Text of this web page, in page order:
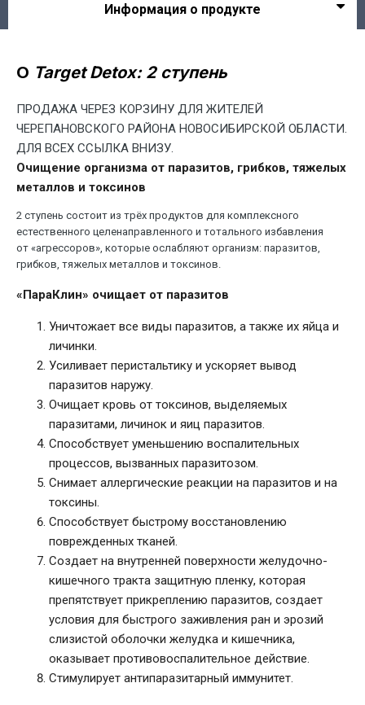
Информация о продукте
О Target Detox: 2 ступень
ПРОДАЖА ЧЕРЕЗ КОРЗИНУ ДЛЯ ЖИТЕЛЕЙ
ЧЕРЕПАНОВСКОГО РАЙОНА НОВОСИБИРСКОЙ ОБЛАСТИ.
ДЛЯ ВСЕХ ССЫЛКА ВНИЗУ.
Очищение организма от паразитов, грибков, тяжелых
металлов и токсинов
2 ступень состоит из трёх продуктов для комплексного
естественного целенаправленного и тотального избавления
от «агрессоров», которые ослабляют организм: паразитов,
грибков, тяжелых металлов и токсинов.
«ПараКлин» очищает от паразитов
Уничтожает все виды паразитов, а также их яйца и
личинки.
Усиливает перистальтику и ускоряет вывод
паразитов наружу.
Очищает кровь от токсинов, выделяемых
паразитами, личинок и яиц паразитов.
Способствует уменьшению воспалительных
процессов, вызванных паразитозом.
Снимает аллергические реакции на паразитов и на
токсины.
Способствует быстрому восстановлению
поврежденных тканей.
Создает на внутренней поверхности желудочно-
кишечного тракта защитную пленку, которая
препятствует прикреплению паразитов, создает
условия для быстрого заживления ран и эрозий
слизистой оболочки желудка и кишечника,
оказывает противовоспалительное действие.
Стимулирует антипаразитарный иммунитет.